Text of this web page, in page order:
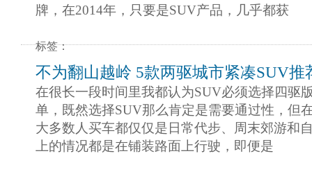
牌，在2014年，只要是SUV产品，几乎都获
标签：
不为翻山越岭 5款两驱城市紧凑SUV推
在很长一段时间里我都认为SUV必须选择四驱
单，既然选择SUV那么肯定是需要通过性，但
大多数人买车都仅仅是日常代步、周末郊游和
上的情况都是在铺装路面上行驶，即便是